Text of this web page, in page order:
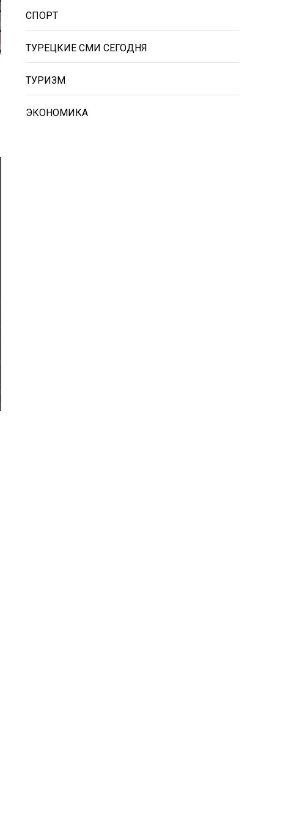
СПОРТ
ТУРЕЦКИЕ СМИ СЕГОДНЯ
ТУРИЗМ
ЭКОНОМИКА